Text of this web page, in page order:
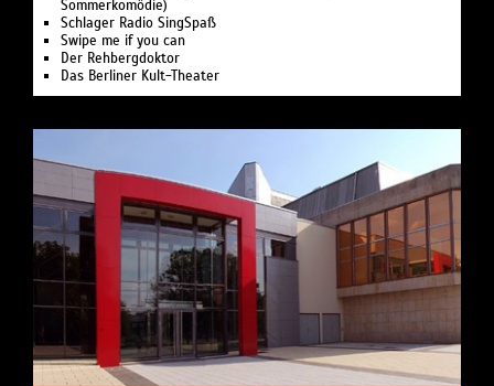
Sommerkomödie)
Schlager Radio SingSpaß
Swipe me if you can
Der Rehbergdoktor
Das Berliner Kult-Theater